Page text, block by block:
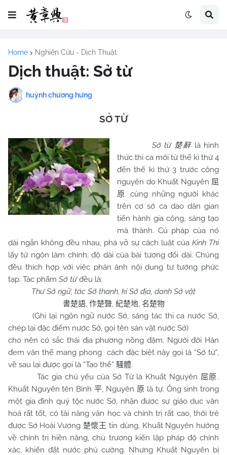
Home Nghiên Cứu - Dịch Thuật
Dịch thuật: Sở từ
huỳnh chương hưng
SỞ TỪ
Sở từ 楚辭là hình
thức thi ca mới từ thế kỉ thứ 4
đến thế kỉ thứ 3 trước công
nguyên do Khuất Nguyên 屈
原
cùng những người khác
trên cơ sở ca dao dân gian
tiến hành gia công, sáng tạo
mà thành. Cú pháp của nó
dài ngắn không đều nhau, phá vỡ sự cách luật của Kinh Thi
lấy tứ ngôn làm chính; độ dài của bài tương đối dài. Chúng
đều thích hợp với việc phản ánh nội dung tư tưởng phức
tạp. Tác phẩm Sở từđều là:
Thư Sở ngữ, tác Sở thanh, kỉ Sở địa, danh Sở vật
書楚語, 作楚聲, 紀楚地, 名楚物
(Ghi lại ngôn ngữ nước Sở, sáng tác thi ca nước Sở,
chép lại đặc điểm nước Sở, gọi tên sản vật nước Sở)
cho nên có sắc thái địa phương nồng đậm. Người đời Hán
đem văn thể mang phong cách đặc biệt này gọi là “Sở từ”,
về sau lại được gọi là “Tao thể” 騷體.
Tác gia chủ yếu của Sở Từ là Khuất Nguyên 屈原 .
Khuất Nguyên tên Bình 平, Nguyên 原 là tự. Ông sinh trong
một gia đình quý tộc nước Sở, nhận được sự giáo dục văn
hoá rất tốt, có tài năng văn học và chính trị rất cao, thời trẻ
được Sở Hoài Vương 楚懷王 tin dùng. Khuất Nguyên hướng
về chính trị hiền năng, chủ trương kiến lập pháp độ chính
xác, khiến đất nước phú cường. Nhưng Khuất Nguyên bị